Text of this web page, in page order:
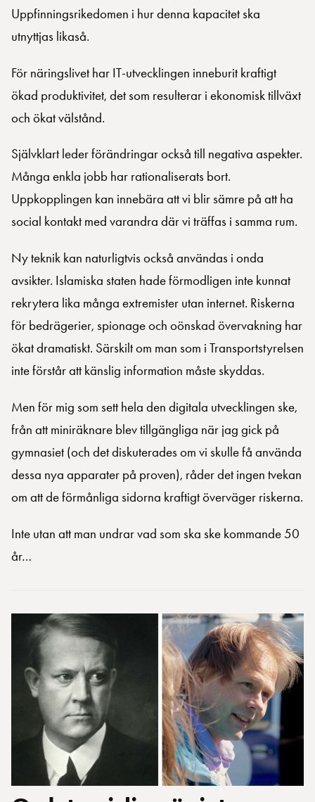
Uppfinningsrikedomen i hur denna kapacitet ska
utnyttjas likaså.
För näringslivet har IT-utvecklingen inneburit kraftigt
ökad produktivitet, det som resulterar i ekonomisk tillväxt
och ökat välstånd.
Självklart leder förändringar också till negativa aspekter.
Många enkla jobb har rationaliserats bort.
Uppkopplingen kan innebära att vi blir sämre på att ha
social kontakt med varandra där vi träffas i samma rum.
Ny teknik kan naturligtvis också användas i onda
avsikter. Islamiska staten hade förmodligen inte kunnat
rekrytera lika många extremister utan internet. Riskerna
för bedrägerier, spionage och oönskad övervakning har
ökat dramatiskt. Särskilt om man som i Transportstyrelsen
inte förstår att känslig information måste skyddas.
Men för mig som sett hela den digitala utvecklingen ske,
från att miniräknare blev tillgängliga när jag gick på
gymnasiet (och det diskuterades om vi skulle få använda
dessa nya apparater på proven), råder det ingen tvekan
om att de förmånliga sidorna kraftigt överväger riskerna.
Inte utan att man undrar vad som ska ske kommande 50
år…